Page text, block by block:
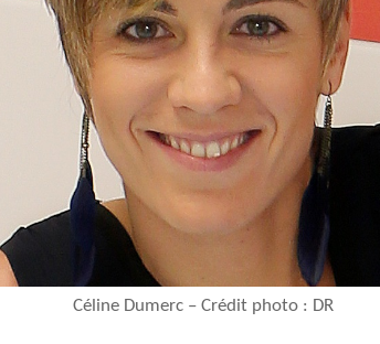
Céline Dumerc – Crédit photo : DR